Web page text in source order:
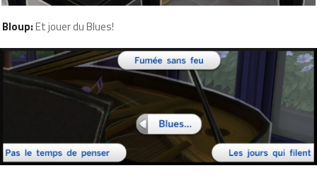
Bloup:Et jouer du Blues!